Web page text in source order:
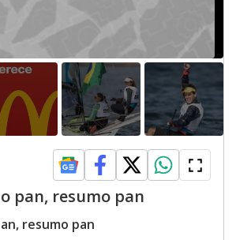
pan, resumo pan
resumo pan